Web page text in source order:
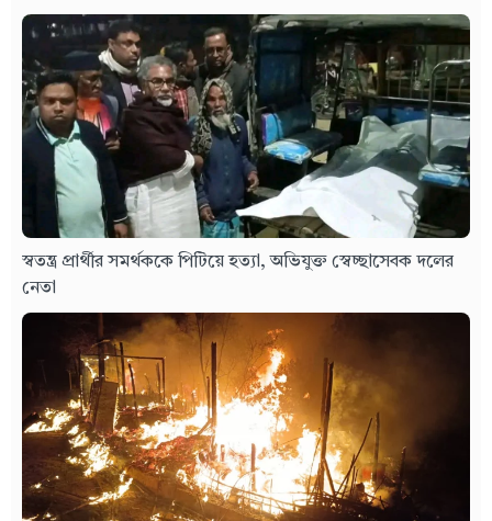
স্বতন্ত্র প্রার্থীর সমর্থককে পিটিয়ে হত্যা, অভিযুক্ত স্বেচ্ছাসেবক দলের
নেতা